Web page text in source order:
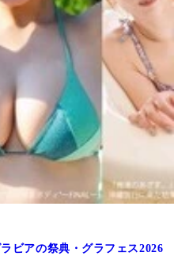
ビアの祭典・グラフェス2026